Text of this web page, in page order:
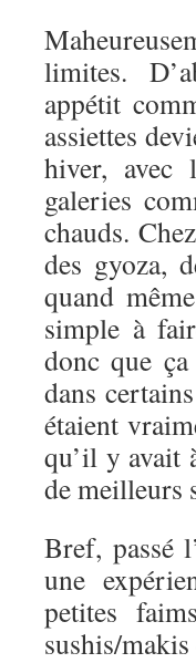
limites.
appétit
assiettes
hiver, avec
galeries
chauds.
des gyoza,
quand
simple à
donc que
dans
étaient
qu’il y avait
de meilleurs
Bref, passé
une
petites
sushis/makis